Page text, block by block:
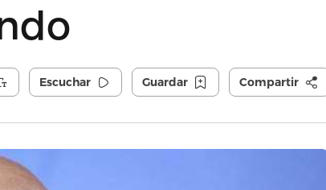
Escuchar Guardar Compartir